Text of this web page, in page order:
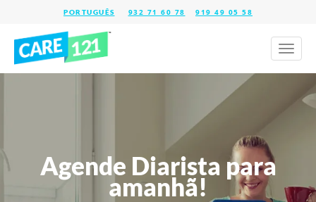
932 71 60 78 919 49 05 58
Toggle
Agende Diarista para
amanhã!